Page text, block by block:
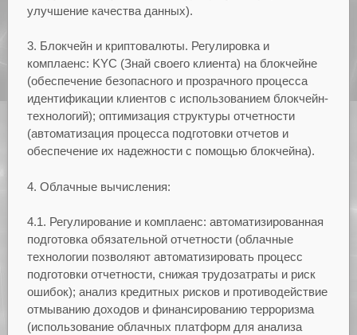
улучшение качества данных).
3. Блокчейн и криптовалюты. Регулировка и
комплаенс: KYC (Знай своего клиента) на блокчейне
(обеспечение безопасного и прозрачного процесса
идентификации клиентов с использованием блокчейн-
технологий); оптимизация структуры отчетности
(автоматизация процесса подготовки отчетов и
обеспечение их надежности с помощью блокчейна).
4. Облачные вычисления:
4.1. Регулирование и комплаенс: автоматизированная
подготовка обязательной отчетности (облачные
технологии позволяют автоматизировать процесс
подготовки отчетности, снижая трудозатраты и риск
ошибок); анализ кредитных рисков и противодействие
отмыванию доходов и финансированию терроризма
(использование облачных платформ для анализа